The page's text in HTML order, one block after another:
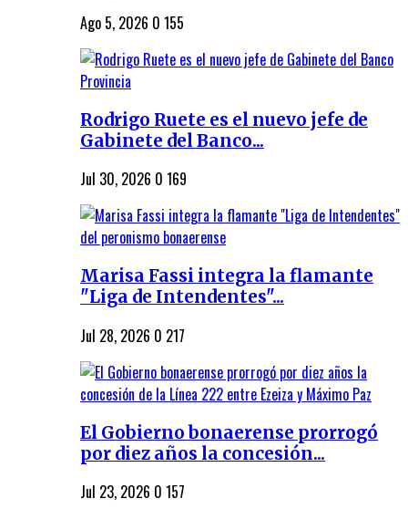
Ago 5, 2026 0 155
Rodrigo Ruete es el nuevo jefe de
Gabinete del Banco...
Jul 30, 2026 0 169
Marisa Fassi integra la flamante
"Liga de Intendentes"...
Jul 28, 2026 0 217
El Gobierno bonaerense prorrogó
por diez años la concesión...
Jul 23, 2026 0 157